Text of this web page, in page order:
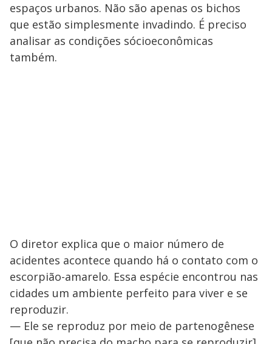
espaços urbanos. Não são apenas os bichos
que estão simplesmente invadindo. É preciso
analisar as condições sócioeconômicas
também.
O diretor explica que o maior número de
acidentes acontece quando há o contato com o
escorpião-amarelo. Essa espécie encontrou nas
cidades um ambiente perfeito para viver e se
reproduzir.
— Ele se reproduz por meio de partenogênese